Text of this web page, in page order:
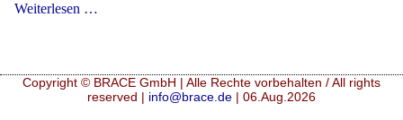
Weiterlesen …
Copyright © BRACE GmbH | Alle Rechte vorbehalten / All rights
reserved | info@brace.de | 06.Aug.2026